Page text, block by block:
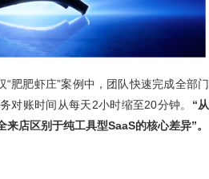
“肥肥虾庄”案例中，团队快速完成全部门
对账时间从每天2小时缩至20分钟。 “从
来店区别于纯工具型SaaS的核心差异”。